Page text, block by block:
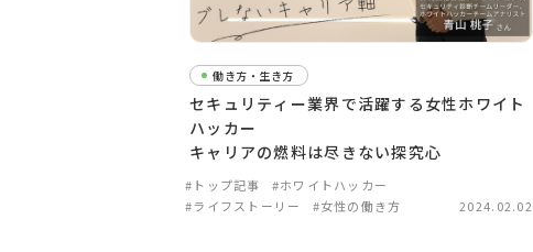
働き方・生き方
セキュリティー業界で活躍する女性ホワイト
ハッカー
キャリアの燃料は尽きない探究心
#トップ記事
#ホワイトハッカー
#ライフストーリー
#女性の働き方 2024.02.02